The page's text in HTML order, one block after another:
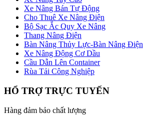
Xe Nâng Bán Tự Động
Cho Thuê Xe Nâng Điện
Bộ Sạc Ắc Quy Xe Nâng
Thang Nâng Điện
Bàn Nâng Thủy Lực-Bàn Nâng Điện
Xe Nâng Động Cơ Dầu
Cầu Dẫn Lên Container
Rùa Tải Công Nghiệp
HỔ TRỢ TRỰC TUYẾN
Hàng đảm bảo chất lượng